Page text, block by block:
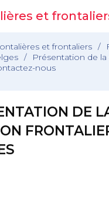
et
et frontaliers /
/
Présentation de
nous
DE